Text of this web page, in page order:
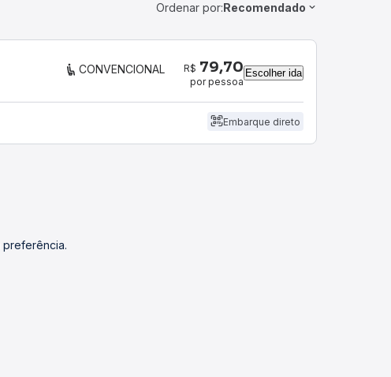
Ordenar por:Recomendado
CONVENCIONAL R$ 79,70
por pessoa
Escolher ida
Embarque direto
preferência.